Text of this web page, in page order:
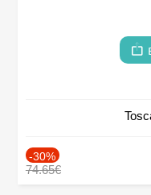
-30%
74.65€